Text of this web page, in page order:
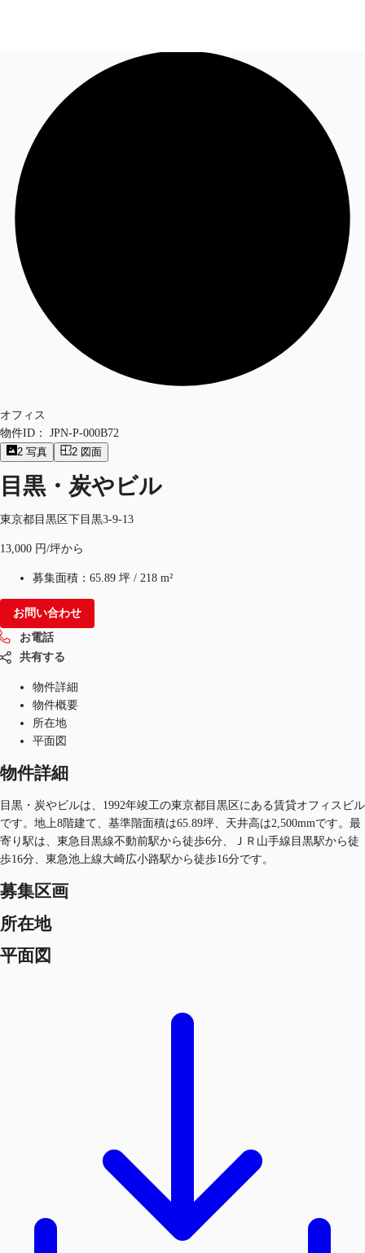
オフィス・事務所
倉庫・物流センター
お電話
オフィス
物件ID：
JPN-P-000B72
2 写真 2 図面
目黒・炭やビル
東京都目黒区下目黒3-9-13
13,000 円/坪から
募集面積： 65.89 坪 / 218 m²
お問い合わせ
お電話
共有する
物件詳細
物件概要
所在地
平面図
物件詳細
目黒・炭やビルは、1992年竣工の東京都目黒区にある賃貸オフィスビル
です。地上8階建て、基準階面積は65.89坪、天井高は2,500mmです。最
寄り駅は、東急目黒線不動前駅から徒歩6分、ＪＲ山手線目黒駅から徒
歩16分、東急池上線大崎広小路駅から徒歩16分です。
募集区画
所在地
平面図